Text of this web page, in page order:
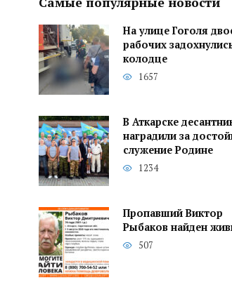
На улице Гоголя
рабочих
колодце
1657
В Аткарске
наградили за
служение Родине
1234
Пропавший Виктор
Рыбаков найден
507